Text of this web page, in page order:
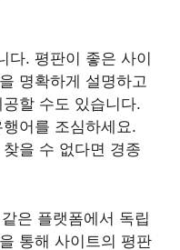
다. 평판이 좋은 사이
명확하게 설명하고
할 수도 있습니다.
어를 조심하세요.
을 수 없다면 경종
은 플랫폼에서 독립
통해 사이트의 평판